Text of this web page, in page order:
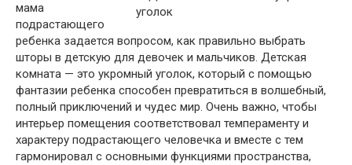
мама
подрастающего
ребенка задается вопросом, как правильно выбрать
шторы в детскую для девочек и мальчиков. Детская
комната — это укромный уголок, который с помощью
фантазии ребенка способен превратиться в волшебный,
полный приключений и чудес мир. Очень важно, чтобы
интерьер помещения соответствовал темпераменту и
характеру подрастающего человечка и вместе с тем
гармонировал с основными функциями пространства,